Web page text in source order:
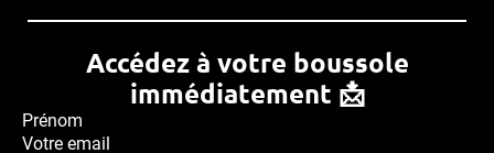
Accédez à votre boussole
immédiatement 📩
Prénom
Votre email